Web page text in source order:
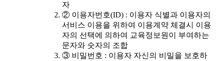
자
② 이용자번호(ID) : 이용자 식별과 이용자의
서비스 이용을 위하여 이용계약 체결시 이용
자의 선택에 의하여 교육정보원이 부여하는
문자와 숫자의 조합
③ 비밀번호 : 이용자 자신의 비밀을 보호하